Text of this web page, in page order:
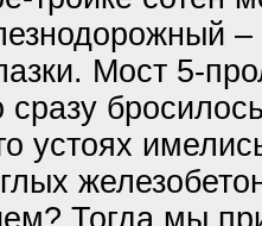
Мост 5-
сразу
устоях
Тогда мы